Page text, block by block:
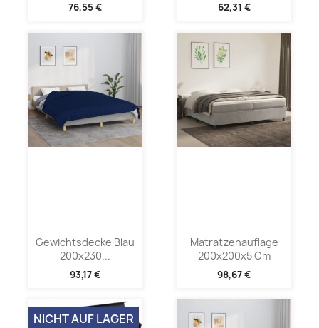
76,55 € 62,31 €
Gewichtsdecke Blau
200x230...
93,17 €
Matratzenauflage
200x200x5 Cm
98,67 €
NICHT AUF LAGER